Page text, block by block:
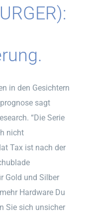
in den Gesichtern
sagt
“Die Serie
nicht
Tax ist nach der
Gold und Silber
Hardware Du
Sie sich unsicher